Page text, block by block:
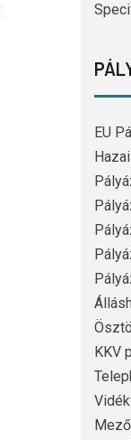
EU
KKV